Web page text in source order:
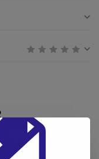
€24,95